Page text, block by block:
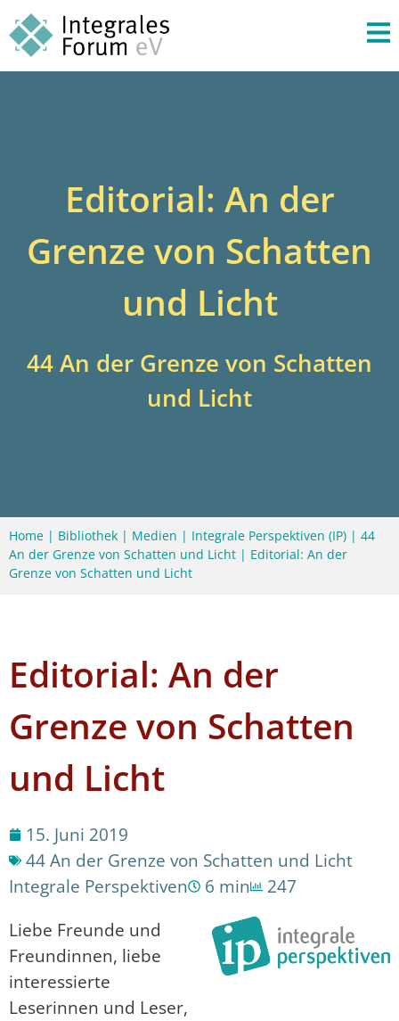
Editorial: An der
Grenze von Schatten
und Licht
44 An der Grenze von Schatten
und Licht
Home | Bibliothek | Medien | Integrale Perspektiven (IP) | 44
An der Grenze von Schatten und Licht | Editorial: An der
Grenze von Schatten und Licht
Editorial: An der
Grenze von Schatten
und Licht
15. Juni 2019
44 An der Grenze von Schatten und Licht
Integrale Perspektiven
6 min
247
Liebe Freunde und
Freundinnen, liebe
interessierte
Leserinnen und Leser,